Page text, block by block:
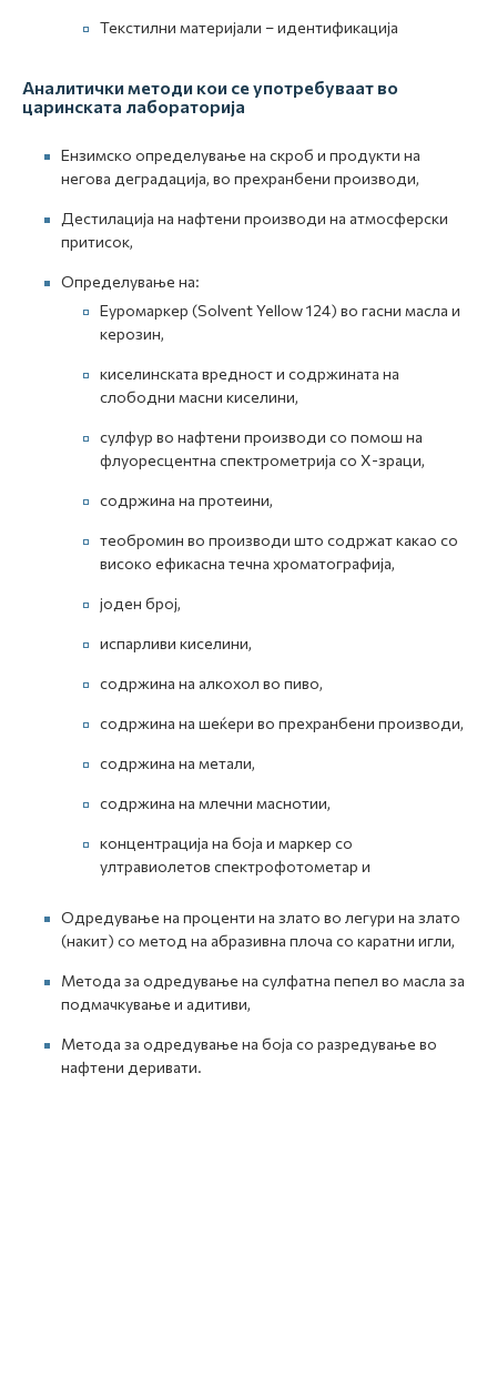
Текстилни материјали – идентификација
Аналитички методи кои се употребуваат во
царинската лабораторија
Eнзимско определување на скроб и продукти на
негова деградација, во прехранбени производи,
Дестилација на нафтени производи на атмосферски
притисок,
Определување на:
Еуромаркер (Solvent Yellow 124) во гасни масла и
керозин,
киселинската вредност и содржината на
слободни масни киселини,
сулфур во нафтени производи со помош на
флуоресцентна спектрометрија со Х-зраци,
содржина на протеини,
теобромин во производи што содржат какао со
високо ефикасна течна хроматографија,
јоден број,
испарливи киселини,
содржина на алкохол во пиво,
содржина на шеќери во прехранбени производи,
содржина на метали,
содржина на млечни маснотии,
концентрација на боја и маркер со
ултравиолетов спектрофотометар и
Одредување на проценти на злато во легури на злато
(накит) со метод на абразивна плоча со каратни игли,
Метода за одредување на сулфатна пепел во масла за
подмачкување и адитиви,
Метода за одредување на боја со разредување во
нафтени деривати.